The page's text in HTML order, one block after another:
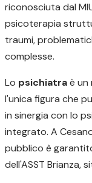
riconosciuta dal
psicoterapia
traumi,
complesse.
Lo psichiatraè un
l'unica figura che
in sinergia con lo
integrato. A
pubblico è
dell'ASST Brianza,